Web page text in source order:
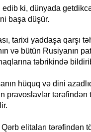
ki, dünyada
başa düşür.
tarixi yaddaşa qarşı
və bütün Rusiyanın
təbrikində
hüquq və dini
pravoslavlar tərəfindən
elitaları tərəfindən